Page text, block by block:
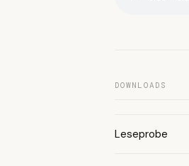
DOWNLOADS
Leseprobe